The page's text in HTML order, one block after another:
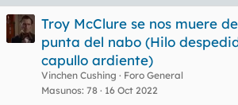
u
e
t
Troy McClure se nos muere
punta del nabo (Hilo
capullo ardiente)
Vinchen Cushing
Foro General
Masunos 78 16 Oct 2022